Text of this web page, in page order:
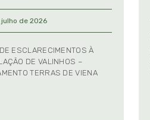
de 2026
ESCLARECIMENTOS À
DE VALINHOS –
TERRAS DE VIENA